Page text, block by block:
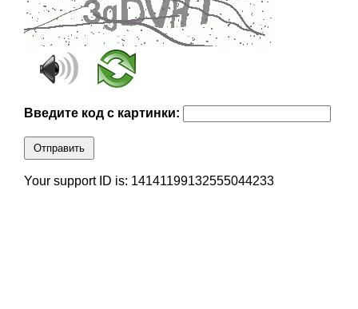
Введите код с картинки:
Отправить
Your support ID is: 14141199132555044233